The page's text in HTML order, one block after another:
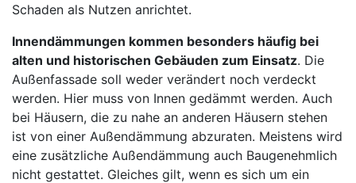
Schaden als Nutzen anrichtet.
Innendämmungen kommen besonders häufig bei
alten und historischen Gebäuden zum Einsatz. Die
Außenfassade soll weder verändert noch verdeckt
werden. Hier muss von Innen gedämmt werden. Auch
bei Häusern, die zu nahe an anderen Häusern stehen
ist von einer Außendämmung abzuraten. Meistens wird
eine zusätzliche Außendämmung auch Baugenehmlich
nicht gestattet. Gleiches gilt, wenn es sich um ein